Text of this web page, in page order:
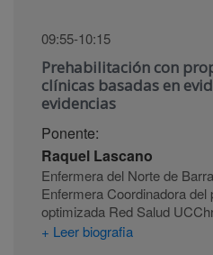
09:55-10:15
Prehabilitación con
clínicas basadas en
evidencias
Ponente:
Raquel Lascano
Enfermera del Norte de
Enfermera Coordinadora
optimizada Red Salud
+ Leer biografia